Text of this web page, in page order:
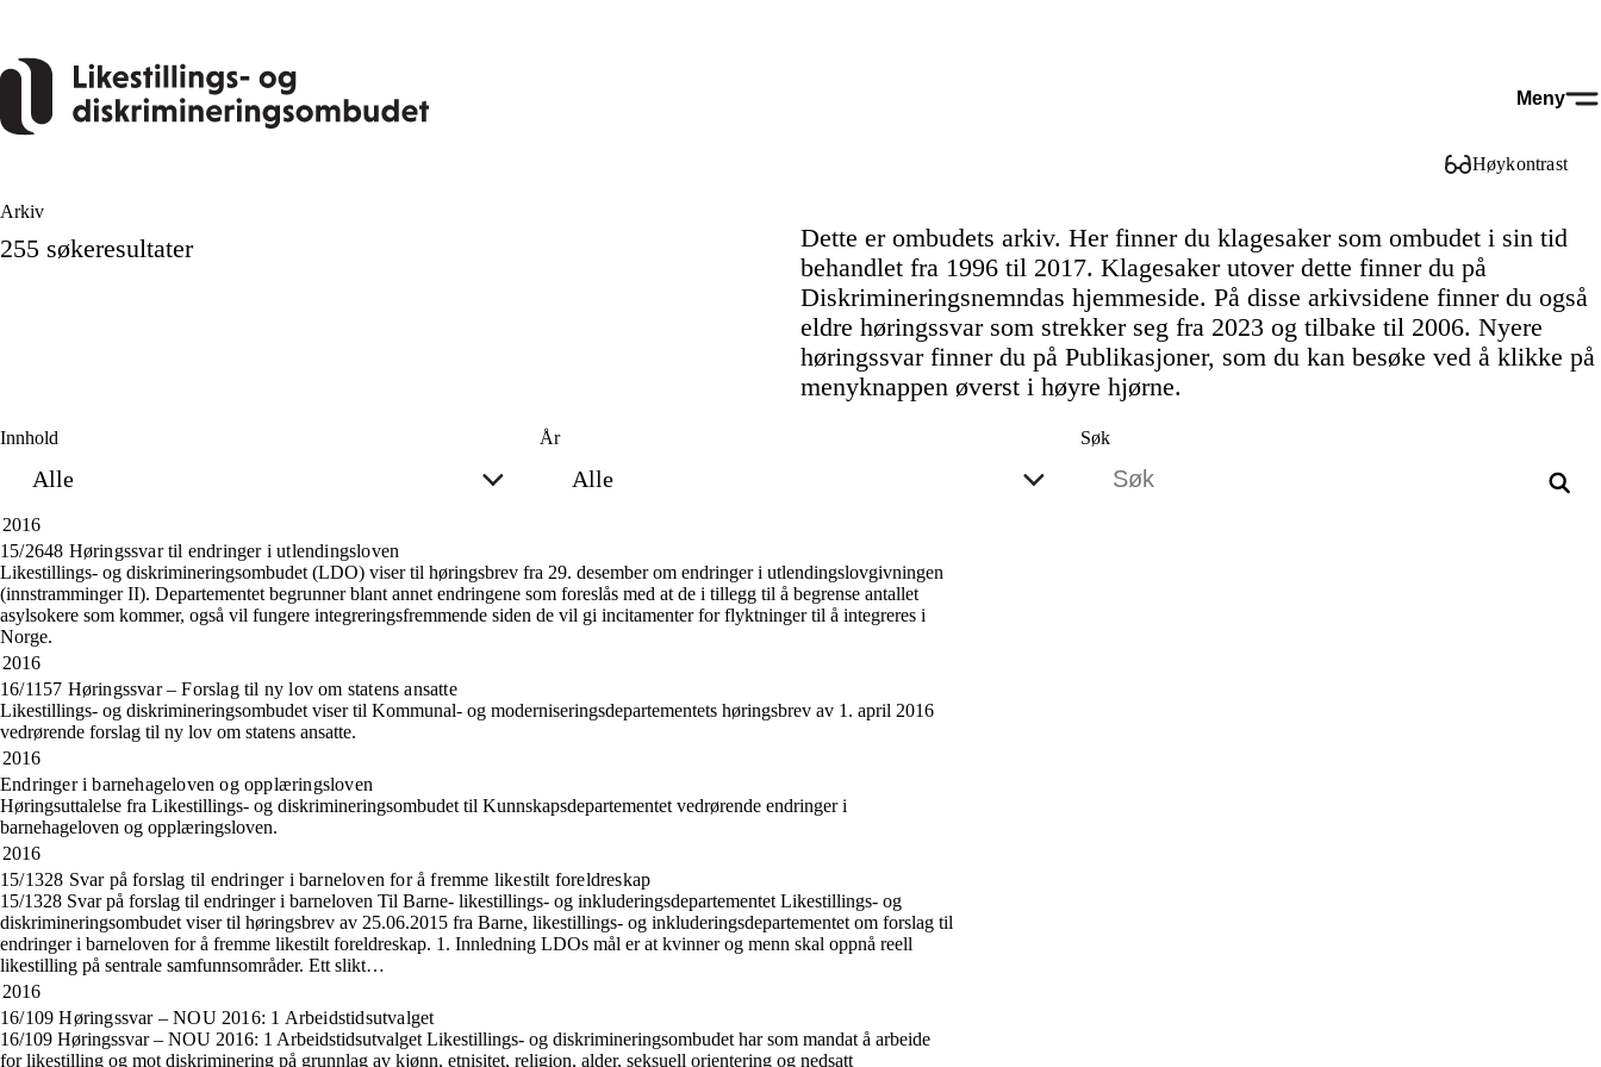
Meny
Høykontrast
Arkiv
255 søkeresultater
Dette er ombudets arkiv. Her finner du klagesaker som ombudet i sin tid
behandlet fra 1996 til 2017. Klagesaker utover dette finner du på
Diskrimineringsnemndas hjemmeside. På disse arkivsidene finner du også
eldre høringssvar som strekker seg fra 2023 og tilbake til 2006. Nyere
høringssvar finner du på Publikasjoner, som du kan besøke ved å klikke på
menyknappen øverst i høyre hjørne.
Innhold
Alle
År
Alle
Søk
15/2648 Høringssvar til endringer i utlendingsloven
2016
Likestillings- og diskrimineringsombudet (LDO) viser til høringsbrev fra 29. desember om endringer i utlendingslovgivningen
(innstramminger II). Departementet begrunner blant annet endringene som foreslås med at de i tillegg til å begrense antallet
asylsokere som kommer, også vil fungere integreringsfremmende siden de vil gi incitamenter for flyktninger til å integreres i
Norge.
16/1157 Høringssvar – Forslag til ny lov om statens ansatte
2016
Likestillings- og diskrimineringsombudet viser til Kommunal- og moderniseringsdepartementets høringsbrev av 1. april 2016
vedrørende forslag til ny lov om statens ansatte.
Endringer i barnehageloven og opplæringsloven
2016
Høringsuttalelse fra Likestillings- og diskrimineringsombudet til Kunnskapsdepartementet vedrørende endringer i
barnehageloven og opplæringsloven.
15/1328 Svar på forslag til endringer i barneloven for å fremme likestilt foreldreskap
2016
15/1328 Svar på forslag til endringer i barneloven Til Barne- likestillings- og inkluderingsdepartementet Likestillings- og
diskrimineringsombudet viser til høringsbrev av 25.06.2015 fra Barne, likestillings- og inkluderingsdepartementet om forslag til
endringer i barneloven for å fremme likestilt foreldreskap. 1. Innledning LDOs mål er at kvinner og menn skal oppnå reell
likestilling på sentrale samfunnsområder. Ett slikt…
16/109 Høringssvar – NOU 2016: 1 Arbeidstidsutvalget
2016
16/109 Høringssvar – NOU 2016: 1 Arbeidstidsutvalget Likestillings- og diskrimineringsombudet har som mandat å arbeide
for likestilling og mot diskriminering på grunnlag av kjønn, etnisitet, religion, alder, seksuell orientering og nedsatt